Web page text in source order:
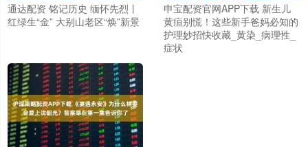
通达配资 铭记历史 缅怀先烈丨
红绿生“金” 大别山老区“焕”新景
申宝配资官网APP下载 新生儿
黄疸别慌！这些新手爸妈必知的
护理妙招快收藏_黄染_病理性_
症状